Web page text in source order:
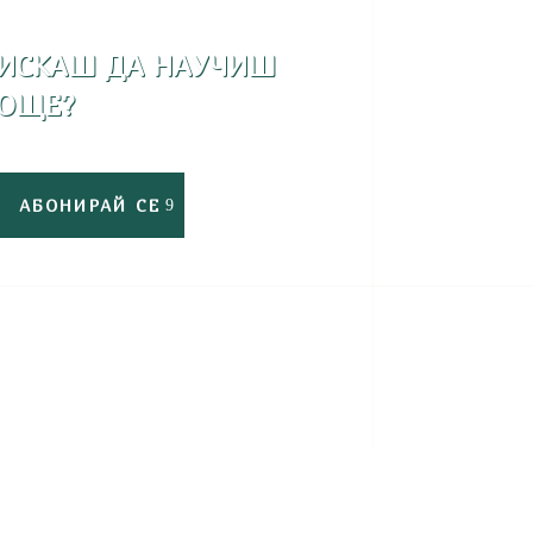
ИСКАШ ДА НАУЧИШ
ОЩЕ?
АБОНИРАЙ СЕ